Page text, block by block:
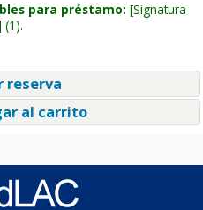
para préstamo: Signatura
(1).
reserva
al carrito